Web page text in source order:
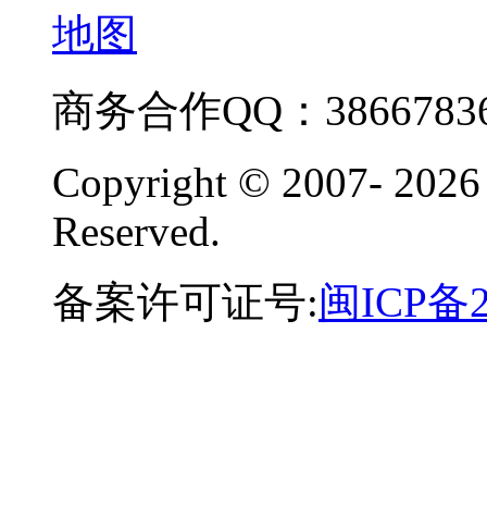
地图
商务合作QQ：
Copyright © 2007-
Reserved.
备案许可证号:闽ICP备